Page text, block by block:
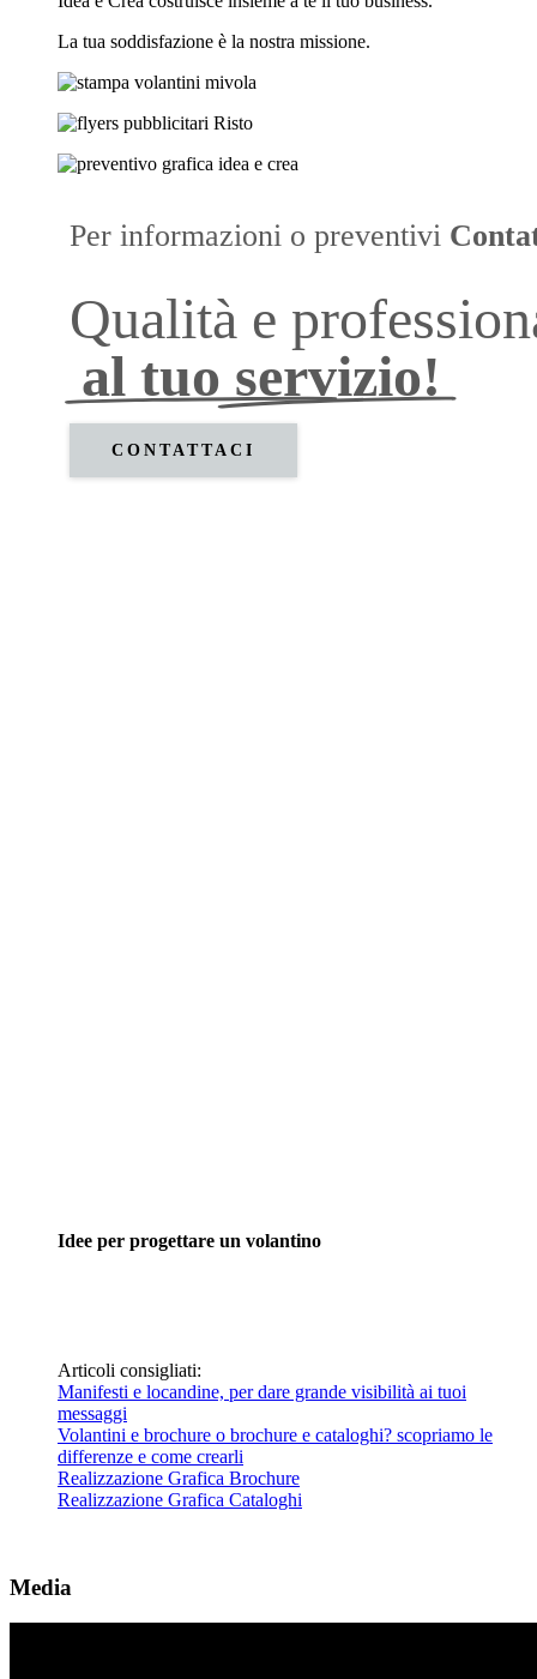
La tua soddisfazione è la nostra missione.
Per informazioni o preventivi
Qualità e
al tuo servizio!
CONTATTACI
Idee per progettare un volantino
Articoli consigliati:
Manifesti e locandine, per dare grande visibilità ai tuoi
messaggi
Volantini e brochure o brochure e cataloghi? scopriamo le
differenze e come crearli
Realizzazione Grafica Brochure
Realizzazione Grafica Cataloghi
Media